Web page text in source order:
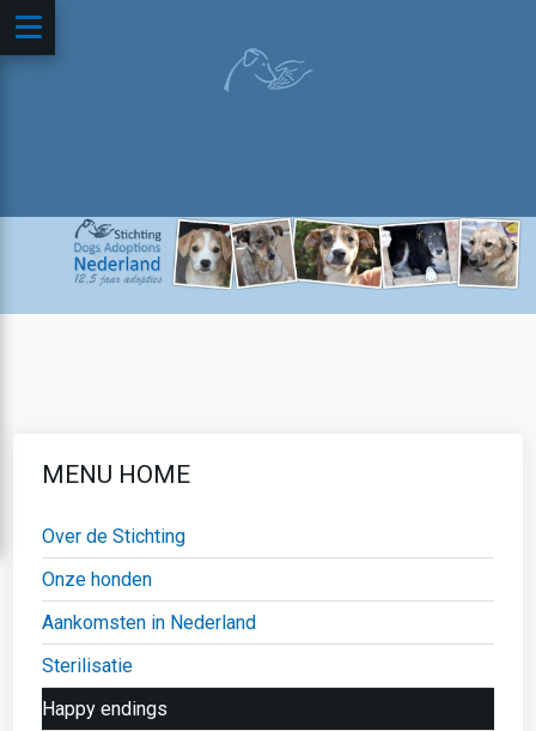
MENU HOME
Over de Stichting
Onze honden
Aankomsten in Nederland
Sterilisatie
Happy endings